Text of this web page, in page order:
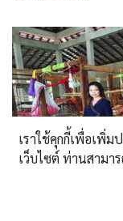
เราใช้คุกกี้เพื่อเพิ่
เว็บไซต์ ท่านสามา